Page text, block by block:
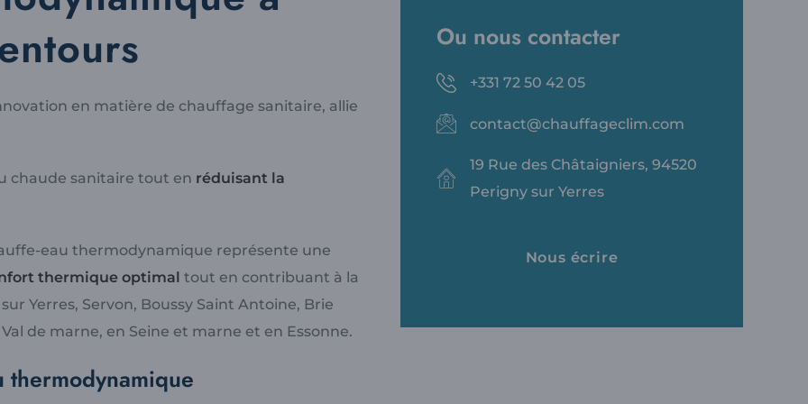
en matière de chauffage sanitaire, allie
chaude sanitaire tout en réduisant la
eau thermodynamique représente une
thermique optimal tout en contribuant à la
Yerres, Servon, Boussy Saint Antoine, Brie
de marne, en Seine et marne et en Essonne.
thermodynamique
Ou nous contacter
+331 72 50 42 05
contact@chauffageclim.com
19 Rue des Châtaigniers, 94520
Perigny sur Yerres
Nous écrire